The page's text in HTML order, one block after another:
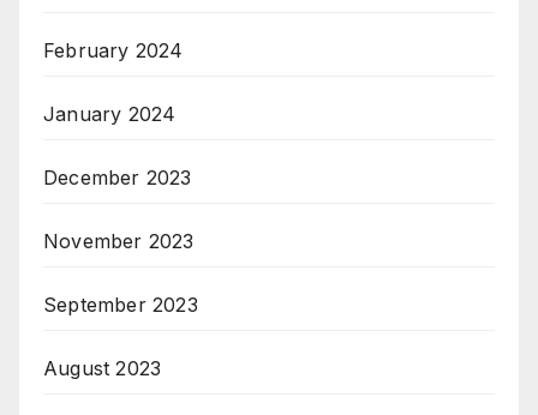
February 2024
January 2024
December 2023
November 2023
September 2023
August 2023